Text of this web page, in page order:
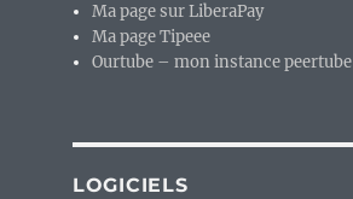
Ma page sur LiberaPay
Ma page Tipeee
Ourtube – mon instance peertube
LOGICIELS